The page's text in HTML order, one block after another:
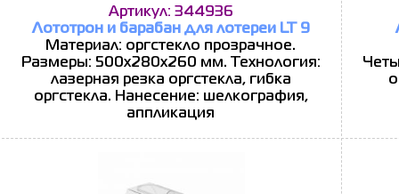
Артикул: 344936
Лототрон и барабан для лотереи LT 9
Материал: оргстекло прозрачное.
Размеры: 500х280x260 мм. Технология:
лазерная резка оргстекла, гибка
оргстекла. Нанесение: шелкография,
аппликация